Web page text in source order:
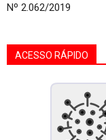
Nº 2.062/2019
ACESSO RÁPIDO